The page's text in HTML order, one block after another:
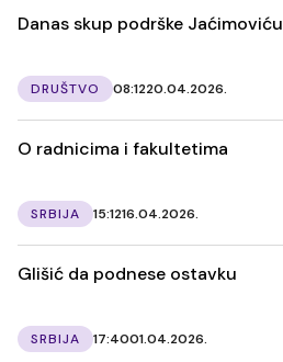
Danas skup podrške Jaćimoviću
DRUŠTVO 08:1220.04.2026.
O radnicima i fakultetima
SRBIJA 15:1216.04.2026.
Glišić da podnese ostavku
SRBIJA 17:4001.04.2026.